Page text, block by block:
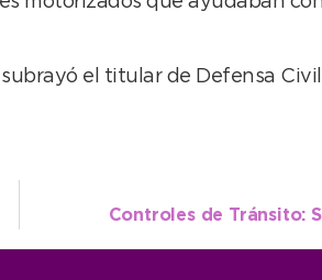
el titular de Defensa
Controles de Tránsito: